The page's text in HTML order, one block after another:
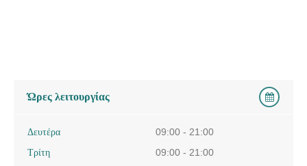
Ώρες λειτουργίας
Δευτέρα
09:00 - 21:00
Τρίτη
09:00 - 21:00